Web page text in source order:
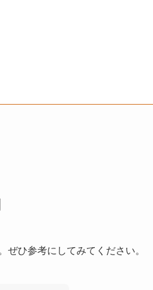
ぜひ参考にしてみてください。